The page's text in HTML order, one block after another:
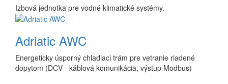
Izbová jednotka pre vodné klimatické systémy.
Adriatic AWC
Energeticky úsporný chladiaci trám pre vetranie riadené
dopytom (DCV - káblová komunikácia, výstup Modbus)